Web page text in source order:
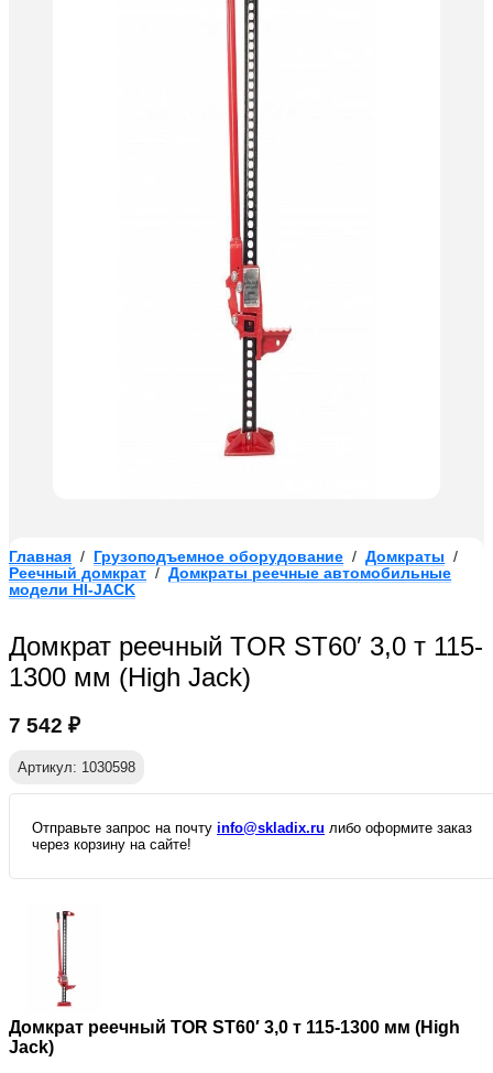
Главная / Грузоподъемное оборудование / Домкраты
/
Реечный домкрат / Домкраты реечные автомобильные
модели HI-JACK
Домкрат реечный TOR ST60′ 3,0 т 115-
1300 мм (High Jack)
7 542 ₽
Артикул: 1030598
Отправьте запрос на почту info@skladix.ru либо оформите заказ
через корзину на сайте!
Домкрат реечный TOR ST60′ 3,0 т 115-1300 мм (High
Jack)